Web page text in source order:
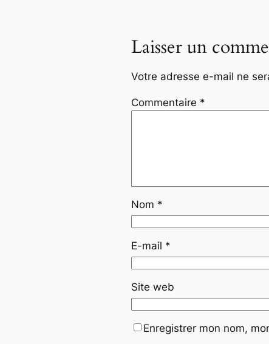
Laisser un
Votre adresse e-mail ne
Commentaire *
Nom *
E-mail *
Site web
Enregistrer mon nom,